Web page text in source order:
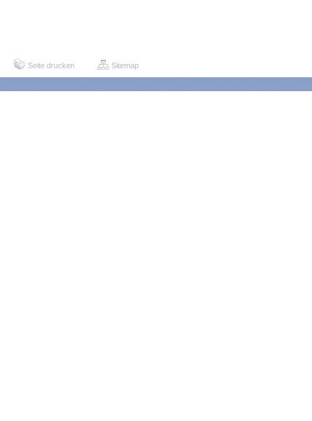
Seite drucken Sitemap